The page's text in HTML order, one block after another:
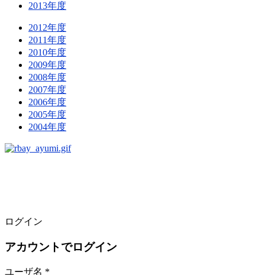
2013年度
2012年度
2011年度
2010年度
2009年度
2008年度
2007年度
2006年度
2005年度
2004年度
ログイン
アカウントでログイン
ユーザ名 *